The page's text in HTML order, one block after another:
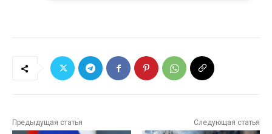
Предыдущая статья Следующая статья